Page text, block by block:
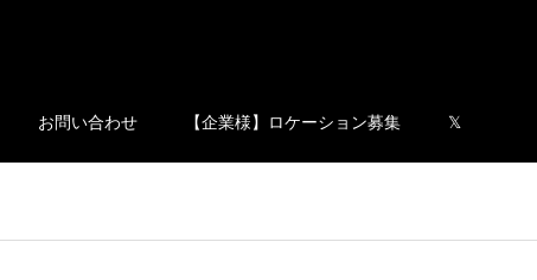
お問い合わせ 【企業様】ロケーション募集 𝕏